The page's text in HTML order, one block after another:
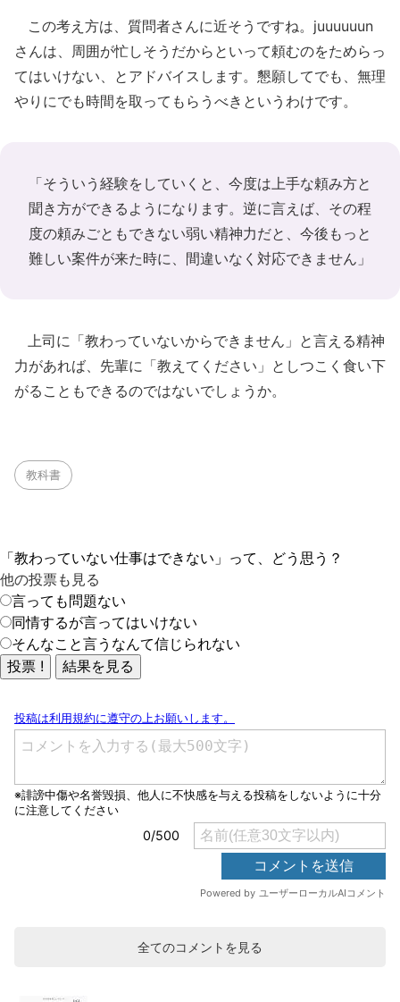
この考え方は、質問者さんに近そうですね。juuuuuun
さんは、周囲が忙しそうだからといって頼むのをためらっ
てはいけない、とアドバイスします。懇願してでも、無理
やりにでも時間を取ってもらうべきというわけです。
「そういう経験をしていくと、今度は上手な頼み方と
聞き方ができるようになります。逆に言えば、その程
度の頼みごともできない弱い精神力だと、今後もっと
難しい案件が来た時に、間違いなく対応できません」
上司に「教わっていないからできません」と言える精神
力があれば、先輩に「教えてください」としつこく食い下
がることもできるのではないでしょうか。
教科書
「教わっていない仕事はできない」って、どう思う？
他の投票も見る
言っても問題ない
同情するが言ってはいけない
そんなこと言うなんて信じられない
全てのコメントを見る